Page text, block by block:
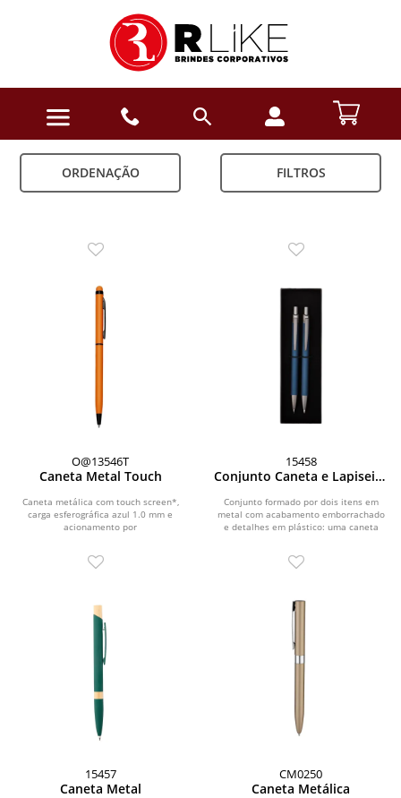
ORDENAÇÃO FILTROS
O@13546T
Caneta Metal Touch
Caneta metálica com touch screen*,
carga esferográfica azul 1.0 mm e
acionamento por
15458
Conjunto Caneta e Lapiseira
Conjunto formado por dois itens em
metal com acabamento emborrachado
e detalhes em plástico: uma caneta
15457
Caneta Metal
CM0250
Caneta Metálica